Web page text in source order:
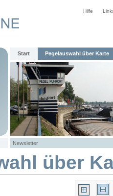
Hilfe
Start Pegelauswahl über Karte
Newsletter
über